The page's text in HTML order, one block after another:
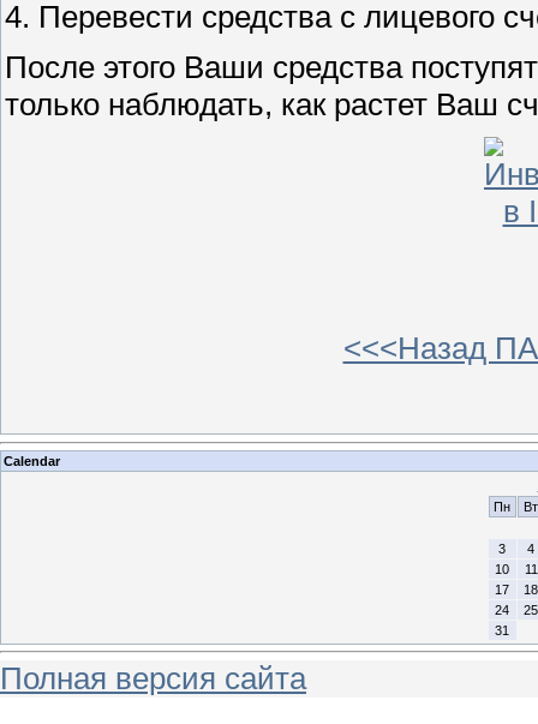
4. Перевести средства с лицевого
После этого Ваши средства
только наблюдать, как растет Ваш
<<<Назад
Calendar
Пн
Вт
3
4
10
11
17
18
24
25
31
Полная версия сайта